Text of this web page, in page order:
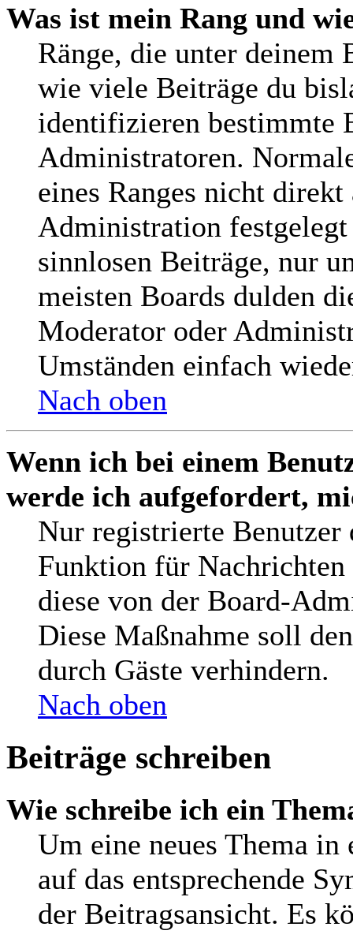
Was ist mein Rang und
Ränge, die unter deinem
wie viele Beiträge du
identifizieren bestimmte
Administratoren.
eines Ranges nicht
Administration
sinnlosen Beiträge, nur
meisten Boards dulden
Moderator oder
Umständen einfach
Nach oben
Wenn ich bei einem
werde ich aufgefordert,
Nur registrierte
Funktion für Nachrichten
diese von der Board-
Diese Maßnahme soll
durch Gäste verhindern.
Nach oben
Beiträge schreiben
Wie schreibe ich ein
Um eine neues Thema
auf das entsprechende
der Beitragsansicht. Es